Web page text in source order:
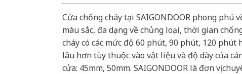
Cửa chống cháy tại SAIGONDOOR phong phú
màu sắc, đa dạng về chủng loại, thời gian
cháy có các mức độ 60 phút, 90 phút, 120 phút
lâu hơn tùy thuộc vào vật liệu và độ dày của
cửa: 45mm, 50mm. SAIGONDOOR là đơn vị